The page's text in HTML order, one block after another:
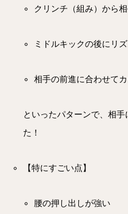
クリンチ（組み）から
ミドルキックの後にリ
相手の前進に合わせて
といったパターンで、相
た！
【特にすごい点】
腰の押し出しが強い